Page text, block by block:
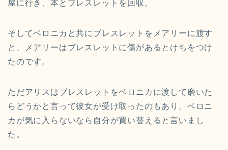
屋に行き、本とブレスレットを回収。
そしてベロニカと共にブレスレットをメアリーに渡す
と、メアリーはブレスレットに傷があるとけちをつけ
たのです。
ただアリスはブレスレットをベロニカに渡して磨いた
らどうかと言って彼女が受け取ったのもあり、ベロニ
カが気に入らないなら自分が買い替えると言いまし
た。